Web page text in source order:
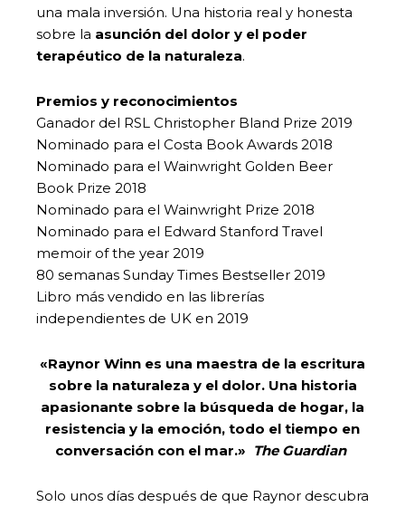
una mala inversión. Una historia real y honesta
sobre la asunción del dolor y el poder
terapéutico de la naturaleza.
Premios y reconocimientos
Ganador del RSL Christopher Bland Prize 2019
Nominado para el Costa Book Awards 2018
Nominado para el Wainwright Golden Beer
Book Prize 2018
Nominado para el Wainwright Prize 2018
Nominado para el Edward Stanford Travel
memoir of the year 2019
80 semanas Sunday Times Bestseller 2019
Libro más vendido en las librerías
independientes de UK en 2019
«Raynor Winn es una maestra de la escritura
sobre la naturaleza y el dolor. Una historia
apasionante sobre la búsqueda de hogar, la
resistencia y la emoción, todo el tiempo en
conversación con el mar.» The Guardian
Solo unos días después de que Raynor descubra